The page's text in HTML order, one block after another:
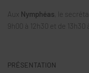
Aux Nymphéas , le
9h00 à 12h30 et de 13h30
PRÉSENTATION